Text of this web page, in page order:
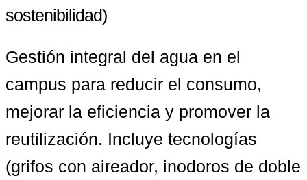
sostenibilidad)
Gestión integral del agua en el
campus para reducir el consumo,
mejorar la eficiencia y promover la
reutilización. Incluye tecnologías
(grifos con aireador, inodoros de doble